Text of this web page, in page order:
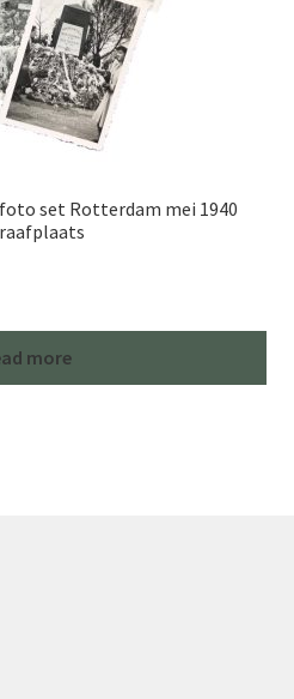
set Rotterdam mei 1940
more